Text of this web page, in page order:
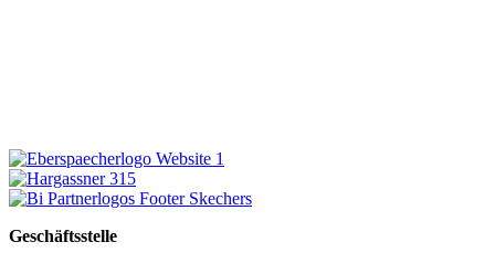
Geschäftsstelle